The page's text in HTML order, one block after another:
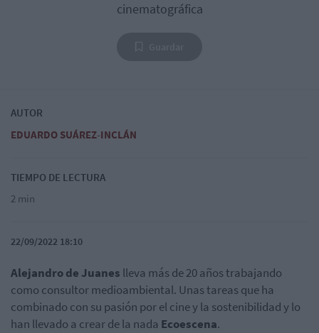
cinematográfica
AUTOR
EDUARDO SUÁREZ-INCLÁN
TIEMPO DE LECTURA
2 min
22/09/2022 18:10
Alejandro de Juanes lleva más de 20 años trabajando
como consultor medioambiental. Unas tareas que ha
combinado con su pasión por el cine y la sostenibilidad y lo
han llevado a crear de la nada Ecoescena.